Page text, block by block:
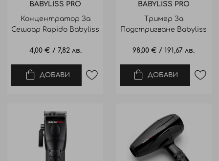
BABYLISS PRO
Концентратор За
Сешоар Rapido Babyliss
4,00 € / 7,82 лв.
ДОБАВИ
BABYLISS PRO
Тример За
Подстригване Babyliss
98,00 € /191,67 лв.
ДОБАВИ